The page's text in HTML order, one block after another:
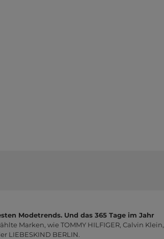
Modetrends. Und das 365 Tage im Jahr
Marken, wie TOMMY HILFIGER, Calvin Klein,
LIEBESKIND BERLIN.